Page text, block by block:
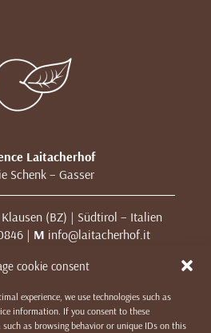
cookie consent
experience, we use technologies such as
information. If you consent to these
as browsing behavior or unique IDs on this
Laitacherhof
Schenk – Gasser
(BZ) | Südtirol – Italien
| M info@laitacherhof.it
Nr. 01209000213
& COOKIES|WE LIKE TO
MUWit